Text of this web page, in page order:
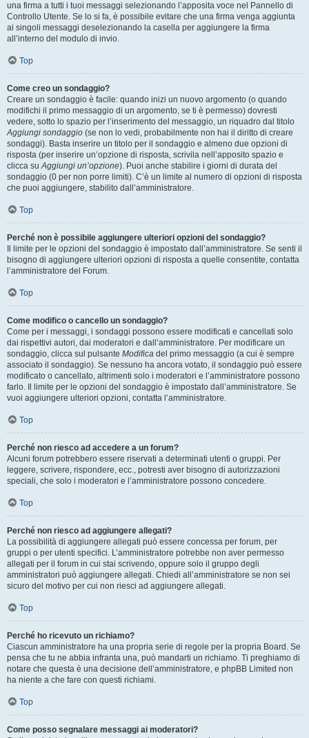
una firma a tutti i tuoi messaggi selezionando l’apposita voce nel Pannello di
Controllo Utente. Se lo si fa, è possibile evitare che una firma venga aggiunta
ai singoli messaggi deselezionando la casella per aggiungere la firma
all’interno del modulo di invio.
Top
Come creo un sondaggio?
Creare un sondaggio è facile: quando inizi un nuovo argomento (o quando
modifichi il primo messaggio di un argomento, se ti è permesso) dovresti
vedere, sotto lo spazio per l’inserimento del messaggio, un riquadro dal titolo
Aggiungi sondaggio (se non lo vedi, probabilmente non hai il diritto di creare
sondaggi). Basta inserire un titolo per il sondaggio e almeno due opzioni di
risposta (per inserire un’opzione di risposta, scrivila nell’apposito spazio e
clicca suAggiungi un’opzione). Puoi anche stabilire i giorni di durata del
sondaggio (0 per non porre limiti). C’è un limite al numero di opzioni di risposta
che puoi aggiungere, stabilito dall’amministratore.
Top
Perché non è possibile aggiungere ulteriori opzioni del sondaggio?
Il limite per le opzioni del sondaggio è impostato dall’amministratore. Se senti il
bisogno di aggiungere ulteriori opzioni di risposta a quelle consentite, contatta
l’amministratore del Forum.
Top
Come modifico o cancello un sondaggio?
Come per i messaggi, i sondaggi possono essere modificati e cancellati solo
dai rispettivi autori, dai moderatori e dall’amministratore. Per modificare un
sondaggio, clicca sul pulsante Modifica del primo messaggio (a cui è sempre
associato il sondaggio). Se nessuno ha ancora votato, il sondaggio può essere
modificato o cancellato, altrimenti solo i moderatori e l’amministratore possono
farlo. Il limite per le opzioni del sondaggio è impostato dall’amministratore. Se
vuoi aggiungere ulteriori opzioni, contatta l’amministratore.
Top
Perché non riesco ad accedere a un forum?
Alcuni forum potrebbero essere riservati a determinati utenti o gruppi. Per
leggere, scrivere, rispondere, ecc., potresti aver bisogno di autorizzazioni
speciali, che solo i moderatori e l’amministratore possono concedere.
Top
Perché non riesco ad aggiungere allegati?
La possibilità di aggiungere allegati può essere concessa per forum, per
gruppi o per utenti specifici. L’amministratore potrebbe non aver permesso
allegati per il forum in cui stai scrivendo, oppure solo il gruppo degli
amministratori può aggiungere allegati. Chiedi all’amministratore se non sei
sicuro del motivo per cui non riesci ad aggiungere allegati.
Top
Perché ho ricevuto un richiamo?
Ciascun amministratore ha una propria serie di regole per la propria Board. Se
pensa che tu ne abbia infranta una, può mandarti un richiamo. Ti preghiamo di
notare che questa è una decisione dell’amministratore, e phpBB Limited non
ha niente a che fare con questi richiami.
Top
Come posso segnalare messaggi ai moderatori?